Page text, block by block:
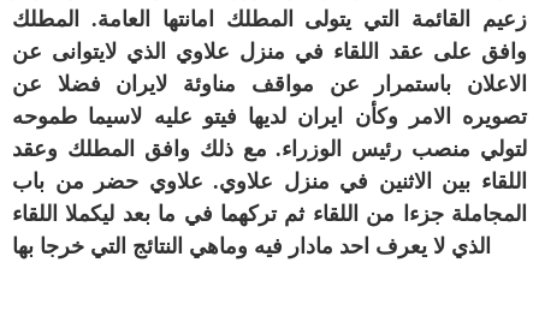
زعيم القائمة التي يتولى المطلك امانتها العامة. المطلك
وافق على عقد اللقاء في منزل علاوي الذي لايتوانى عن
الاعلان باستمرار عن مواقف مناوئة لايران فضلا عن
تصويره الامر وكأن ايران لديها فيتو عليه لاسيما طموحه
لتولي منصب رئيس الوزراء. مع ذلك وافق المطلك وعقد
اللقاء بين الاثنين في منزل علاوي. علاوي حضر من باب
المجاملة جزءا من اللقاء ثم تركهما في ما بعد ليكملا اللقاء
الذي لا يعرف احد مادار فيه وماهي النتائج التي خرجا بها